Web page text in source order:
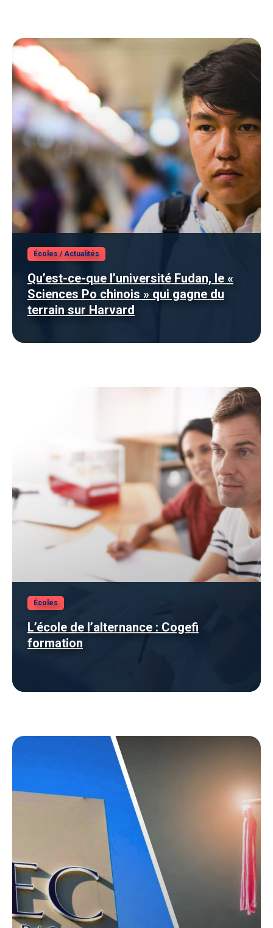
Écoles /Actualités
Qu’est-ce-que l’université Fudan, le «
Sciences Po chinois » qui gagne du
terrain sur Harvard
Écoles
L’école de l’alternance : Cogefi
formation